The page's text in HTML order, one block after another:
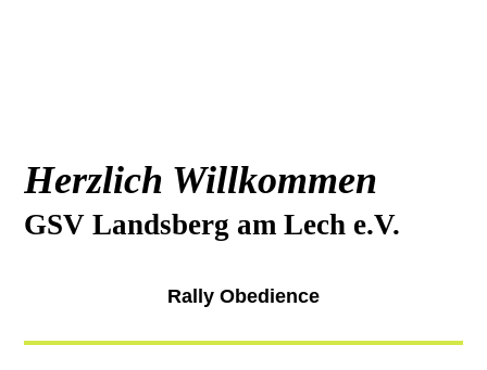
Herzlich Willkommen
GSV Landsberg am Lech e.V.
Rally Obedience